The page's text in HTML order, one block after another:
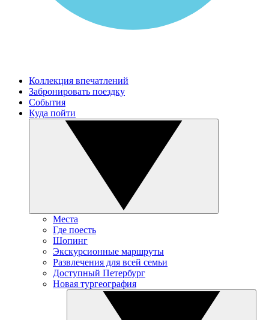
Коллекция впечатлений
Забронировать поездку
События
Куда пойти
Места
Где поесть
Шопинг
Экскурсионные маршруты
Развлечения для всей семьи
Доступный Петербург
Новая тургеография